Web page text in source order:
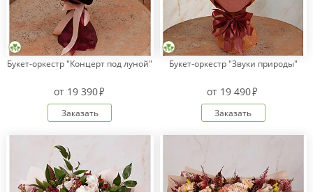
Букет-оркестр "Концерт под луной"
от 19 390
Заказать
Букет-оркестр "Звуки природы"
от 19 490
Заказать